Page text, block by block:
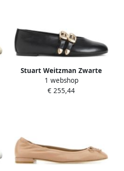
Stuart Weitzman Zwarte
Ballerina's voor Vrouwen
1 webshop
€ 255,44